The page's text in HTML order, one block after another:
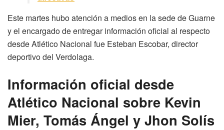
Este martes hubo atención a medios en la sede de Guarne
y el encargado de entregar información oficial al respecto
desde Atlético Nacional fue Esteban Escobar, director
deportivo del Verdolaga.
Información oficial desde
Atlético Nacional sobre Kevin
Mier, Tomás Ángel y Jhon Solís